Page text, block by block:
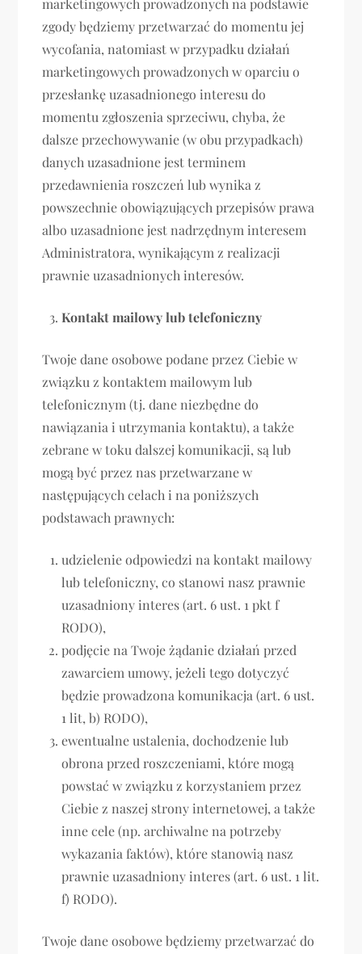
marketingowych prowadzonych na podstawie
zgody będziemy przetwarzać do momentu jej
wycofania, natomiast w przypadku działań
marketingowych prowadzonych w oparciu o
przesłankę uzasadnionego interesu do
momentu zgłoszenia sprzeciwu, chyba, że
dalsze przechowywanie (w obu przypadkach)
danych uzasadnione jest terminem
przedawnienia roszczeń lub wynika z
powszechnie obowiązujących przepisów prawa
albo uzasadnione jest nadrzędnym interesem
Administratora, wynikającym z realizacji
prawnie uzasadnionych interesów.
Kontakt mailowy lub telefoniczny
Twoje dane osobowe podane przez Ciebie w
związku z kontaktem mailowym lub
telefonicznym (tj. dane niezbędne do
nawiązania i utrzymania kontaktu), a także
zebrane w toku dalszej komunikacji, są lub
mogą być przez nas przetwarzane w
następujących celach i na poniższych
podstawach prawnych:
udzielenie odpowiedzi na kontakt mailowy
lub telefoniczny, co stanowi nasz prawnie
uzasadniony interes (art. 6 ust. 1 pkt f
RODO),
podjęcie na Twoje żądanie działań przed
zawarciem umowy, jeżeli tego dotyczyć
będzie prowadzona komunikacja (art. 6 ust.
1 lit, b) RODO),
ewentualne ustalenia, dochodzenie lub
obrona przed roszczeniami, które mogą
powstać w związku z korzystaniem przez
Ciebie z naszej strony internetowej, a także
inne cele (np. archiwalne na potrzeby
wykazania faktów), które stanowią nasz
prawnie uzasadniony interes (art. 6 ust. 1 lit.
f) RODO).
Twoje dane osobowe będziemy przetwarzać do